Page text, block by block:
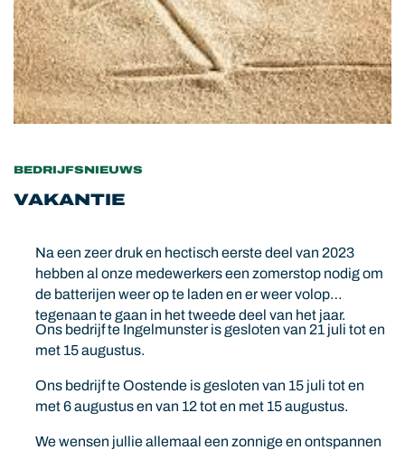
BEDRIJFSNIEUWS
VAKANTIE
Na een zeer druk en hectisch eerste deel van 2023
hebben al onze medewerkers een zomerstop nodig om
de batterijen weer op te laden en er weer volop
tegenaan te gaan in het tweede deel van het jaar.
Ons bedrijf te Ingelmunster is gesloten van 21 juli tot en
met 15 augustus.
Ons bedrijf te Oostende is gesloten van 15 juli tot en
met 6 augustus en van 12 tot en met 15 augustus.
We wensen jullie allemaal een zonnige en ontspannen